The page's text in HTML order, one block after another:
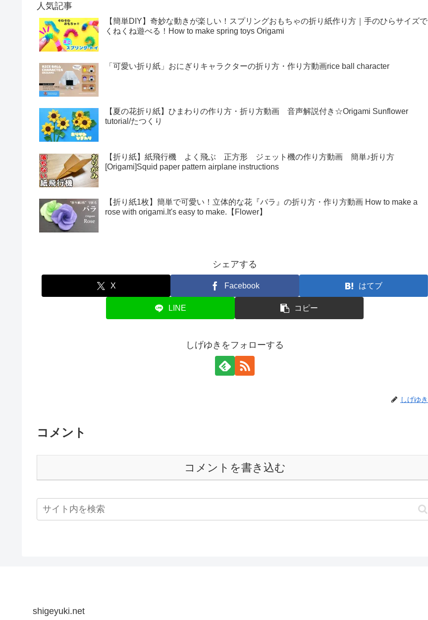
人気記事
【簡単DIY】奇妙な動きが楽しい！スプリングおもちゃの折り紙作り方｜手のひらサイズで
くねくね遊べる！How to make spring toys Origami
「可愛い折り紙」おにぎりキャラクターの折り方・作り方動画rice ball character
【夏の花折り紙】ひまわりの作り方・折り方動画 音声解説付き☆Origami Sunflower
tutorial/たつくり
【折り紙】紙飛行機 よく飛ぶ 正方形 ジェット機の作り方動画 簡単♪折り方
[Origami]Squid paper pattern airplane instructions
【折り紙1枚】簡単で可愛い！立体的な花『バラ』の折り方・作り方動画 How to make a
rose with origami.It's easy to make.【Flower】
シェアする
X Facebook はてブ
LINE コピー
しげゆきをフォローする
しげゆき
コメント
コメントを書き込む
shigeyuki.net